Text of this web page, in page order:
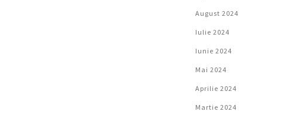
August 2024
Iulie 2024
Iunie 2024
Mai 2024
Aprilie 2024
Martie 2024